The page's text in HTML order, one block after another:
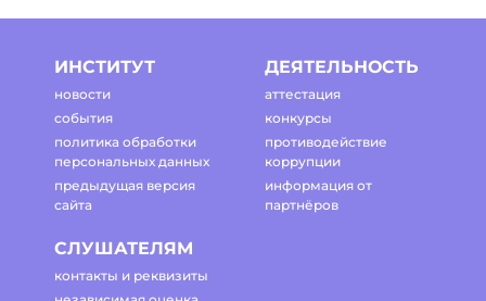
ИНСТИТУТ
новости
события
политика обработки
персональных данных
предыдущая версия
сайта
ДЕЯТЕЛЬНОСТЬ
аттестация
конкурсы
противодействие
коррупции
информация от
партнёров
СЛУШАТЕЛЯМ
контакты и реквизиты